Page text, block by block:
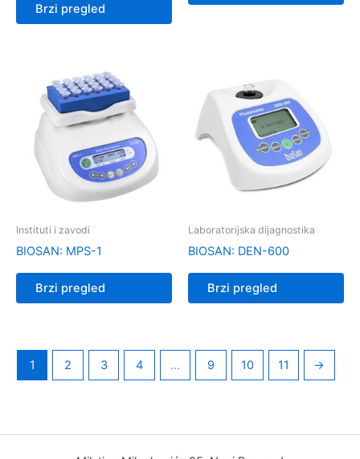
Brzi pregled
Instituti i zavodi
BIOSAN: MPS-1
Brzi pregled
Laboratorijska dijagnostika
BIOSAN: DEN-600
Brzi pregled
1 2 3 4 … 9 10 11 →